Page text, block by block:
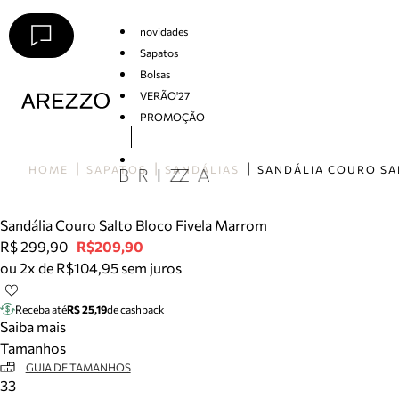
novidades
Sapatos
Bolsas
VERÃO'27
PROMOÇÃO
HOME SAPATOS SANDÁLIAS
Sandália Couro Salto Bloco Fivela Marrom
R$ 299,90 R$209,90
ou 2x de R$104,95 sem juros
Receba atéR$ 25,19de cashback
Saiba mais
Tamanhos
GUIA DE TAMANHOS
33